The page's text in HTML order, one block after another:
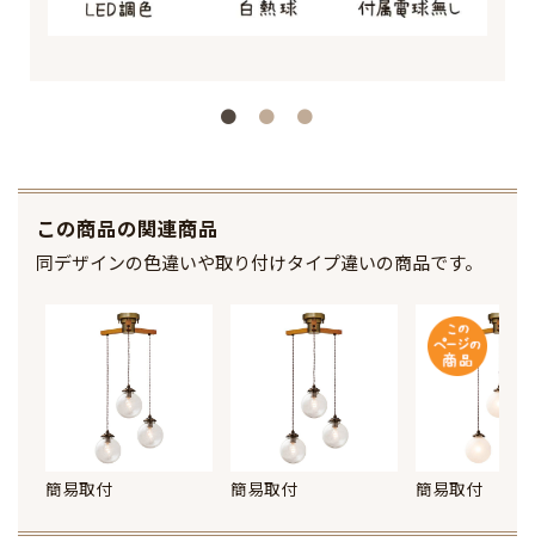
この商品の関連商品
同デザインの色違いや取り付けタイプ違いの商品です。
簡易取付 簡易取付 簡易取付